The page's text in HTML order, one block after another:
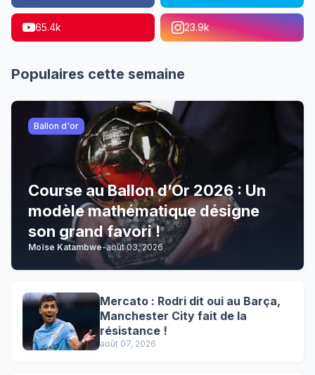
65.4k 23.9k
Populaires cette semaine
Ballon d'or
Course au Ballon d’Or 2026 : Un
modèle mathématique désigne
son grand favori !
Moïse Katambwe-août 03, 2026
Mercato : Rodri dit oui au Barça,
Manchester City fait de la
résistance !
août 07, 2026